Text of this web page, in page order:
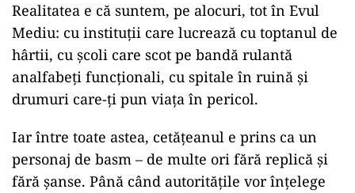
Realitatea e că suntem, pe alocuri, tot în Evul
Mediu: cu instituții care lucrează cu toptanul de
hârtii, cu școli care scot pe bandă rulantă
analfabeți funcționali, cu spitale în ruină și
drumuri care-ți pun viața în pericol.
Iar între toate astea, cetățeanul e prins ca un
personaj de basm – de multe ori fără replică și
fără șanse. Până când autoritățile vor înțelege